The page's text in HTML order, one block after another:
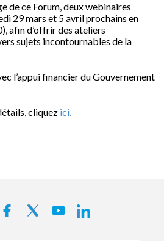
de ce Forum, deux webinaires
29 mars et 5 avril prochains en
afin d’offrir des ateliers
sujets incontournables de la
l’appui financier du Gouvernement
cliquez ici.